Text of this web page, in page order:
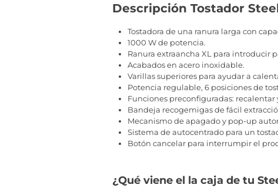
Descripción Tostador
Tostadora de una ranura larga con
1000 W de potencia.
Ranura extraancha XL para introducir
Acabados en acero inoxidable.
Varillas superiores para ayudar a
Potencia regulable, 6 posiciones de
Funciones preconfiguradas: recalentar
Bandeja recogemigas de fácil
Mecanismo de apagado y pop-up
Sistema de autocentrado para un
Botón cancelar para interrumpir el
¿Qué viene el la caja de tu